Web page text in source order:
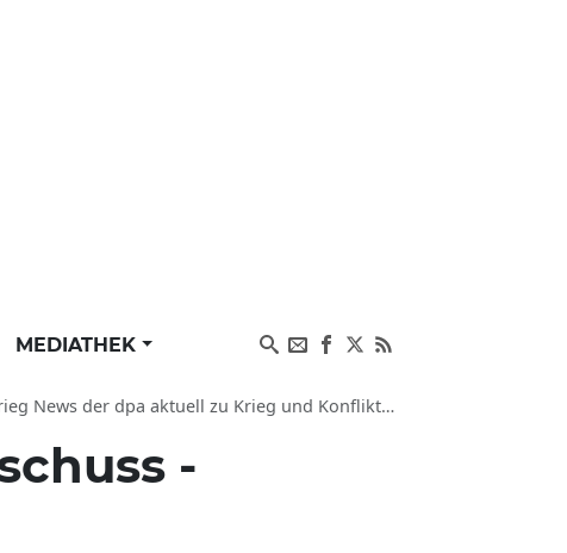
MEDIATHEK
News der dpa aktuell zu Krieg und Konflikten
-